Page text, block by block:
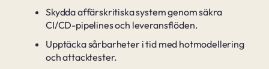
Skydda affärskritiska system genom säkra
CI/CD-pipelines och leveransflöden.
Upptäcka sårbarheter i tid med hotmodellering
och attacktester.